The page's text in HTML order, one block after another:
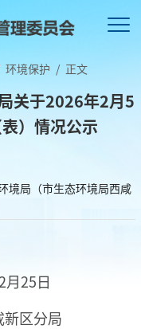
环境保护 / 正文
关于2026年2月5
）情况公示
境局（市生态环境局西咸
月25日
区分局